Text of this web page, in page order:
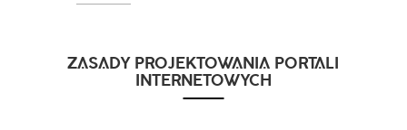
ZASADY PROJEKTOWANIA PORTALI
INTERNETOWYCH